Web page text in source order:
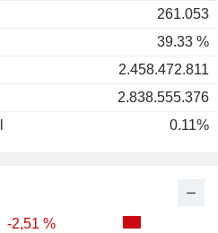
-2,51 %
261.053
39.33 %
2.458.472.811
2.838.555.376
0.11%